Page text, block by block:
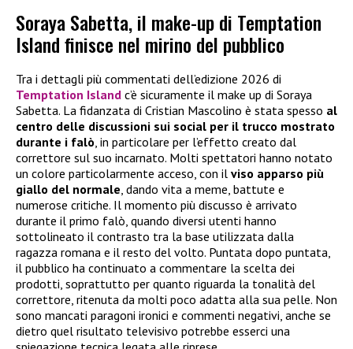
Soraya Sabetta, il make-up di Temptation
Island finisce nel mirino del pubblico
Tra i dettagli più commentati dell’edizione 2026 di
Temptation Island c’è sicuramente il make up di Soraya
Sabetta. La fidanzata di Cristian Mascolino è stata spesso al
centro delle discussioni sui social per il trucco mostrato
durante i falò , in particolare per l’effetto creato dal
correttore sul suo incarnato. Molti spettatori hanno notato
un colore particolarmente acceso, con il viso apparso più
giallo del normale , dando vita a meme, battute e
numerose critiche. Il momento più discusso è arrivato
durante il primo falò, quando diversi utenti hanno
sottolineato il contrasto tra la base utilizzata dalla
ragazza romana e il resto del volto. Puntata dopo puntata,
il pubblico ha continuato a commentare la scelta dei
prodotti, soprattutto per quanto riguarda la tonalità del
correttore, ritenuta da molti poco adatta alla sua pelle. Non
sono mancati paragoni ironici e commenti negativi, anche se
dietro quel risultato televisivo potrebbe esserci una